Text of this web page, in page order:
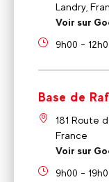
Landry,
Voir sur
9h00 -
Base de
181 Route
France
Voir sur
9h00 -